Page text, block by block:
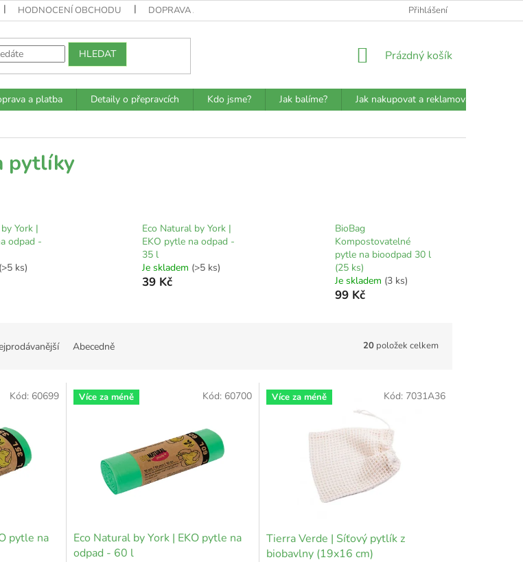
HODNOCENÍ OBCHODU DOPRAVA A PLATBA JAK BALÍME?
Přihlášení
HLEDAT
NÁKUPNÍ
Prázdný košík
a platba Detaily o přepravcích Kdo jsme? Jak balíme? Jak nakupovat a reklamovat?
pytlíky
York |
odpad -
(>5 ks)
Eco Natural by York |
EKO pytle na odpad -
35 l
Je skladem (>5 ks)
39 Kč
BioBag
Kompostovatelné
pytle na bioodpad 30 l
(25 ks)
Je skladem (3 ks)
99 Kč
Abecedně 20 položek celkem
pytle na
Kód: 60699 Více za méně
Eco Natural by York | EKO pytle na
odpad - 60 l
Kód: 60700 Více za méně
Tierra Verde | Síťový pytlík z
biobavlny (19x16 cm)
Kód: 7031A36